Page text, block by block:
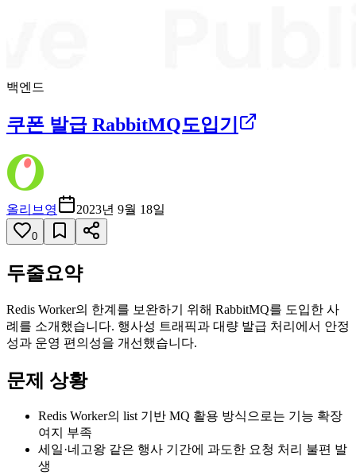
백엔드
쿠폰 발급 RabbitMQ도입기
올리브영 2023년 9월 18일
0
두줄요약
Redis Worker의 한계를 보완하기 위해 RabbitMQ를 도입한 사
례를 소개했습니다. 행사성 트래픽과 대량 발급 처리에서 안정
성과 운영 편의성을 개선했습니다.
문제 상황
Redis Worker의 list 기반 MQ 활용 방식으로는 기능 확장
여지 부족
세일·네고왕 같은 행사 기간에 과도한 요청 처리 불편 발
생